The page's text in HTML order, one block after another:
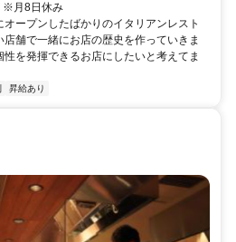
※月8日休み
ープンしたばかりのイタリアンレスト
舗で一緒にお店の歴史を作っていきま
を発揮できるお店にしたいと考えてま
昇給あり